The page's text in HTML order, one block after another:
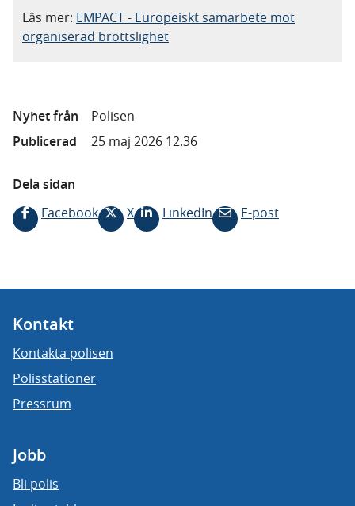
Läs mer: EMPACT - Europeiskt samarbete mot
organiserad brottslighet
Nyhet från
Polisen
Publicerad
25 maj 2026 12.36
Dela sidan
Facebook
X LinkedIn E-post
Kontakt
Kontakta polisen
Polisstationer
Pressrum
Jobb
Bli polis